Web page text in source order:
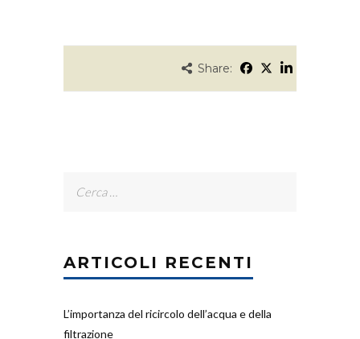
Share:
ARTICOLI RECENTI
L’importanza del ricircolo dell’acqua e della
filtrazione